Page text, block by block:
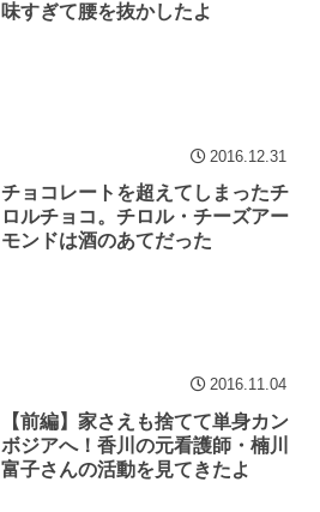
味すぎて腰を抜かしたよ
2016.12.31
チョコレートを超えてしまったチ
ロルチョコ。チロル・チーズアー
モンドは酒のあてだった
2016.11.04
【前編】家さえも捨てて単身カン
ボジアへ！香川の元看護師・楠川
富子さんの活動を見てきたよ